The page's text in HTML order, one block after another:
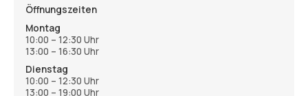
Öffnungszeiten
Montag
10:00 – 12:30 Uhr
13:00 – 16:30 Uhr
Dienstag
10:00 – 12:30 Uhr
13:00 – 19:00 Uhr